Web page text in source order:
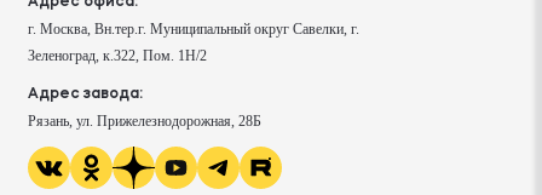
г. Москва, Вн.тер.г. Муниципальный округ Савелки, г.
Зеленоград, к.322, Пом. 1Н/2
Адрес завода:
Рязань, ул. Прижелезнодорожная, 28Б